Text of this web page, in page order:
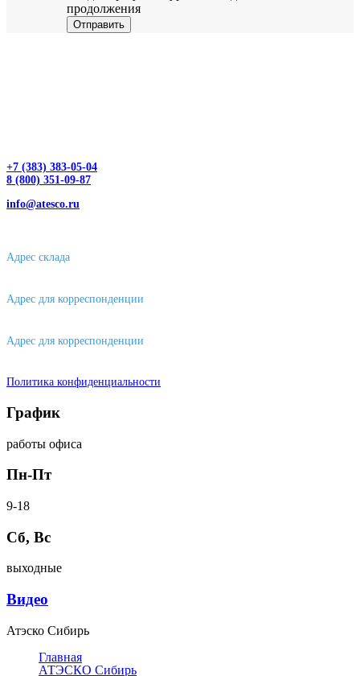
продолжения
Отправить
+7 (383) 383-05-04
8 (800) 351-09-87
info@atesco.ru
Адрес склада
Адрес для корреспонденции
Адрес для корреспонденции
Политика конфиденциальности
График
работы офиса
Пн-Пт
9-18
Сб, Вс
выходные
Видео
Атэско Сибирь
Главная
АТЭСКО Сибирь